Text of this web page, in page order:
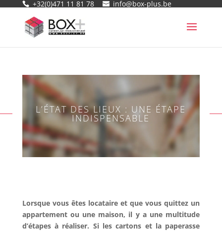
+32(0)471 11 81 78 info@box-plus.be
L’ÉTAT DES LIEUX : UNE ÉTAPE
INDISPENSABLE
Lorsque vous êtes locataire et que vous quittez un
appartement ou une maison, il y a une multitude
d’étapes à réaliser. Si les cartons et la paperasse